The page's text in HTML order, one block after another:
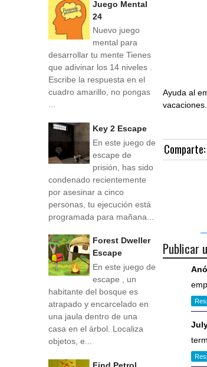
Ayuda al
vacaciones.
Comparte:
Publicar
Juego Mental
24
Nuevo juego
mental para
desarrollar tu mente Tienes
que adivinar los 14 niveles .
Escribe la respuesta en el
cuadro amarillo, no pongas
...
Key 2 Escape
En este juego de
escape de
prisión, has sido
condenado recientemente
por asesinar a cinco
personas, tu ejecución está
programada para mañana...
Forest Dweller
Escape
En este juego de
escape , un
habitante del bosque es
atrapado y encarcelado en
una jaula dentro de una
casa en el árbol. Localiza
objetos, e...
Find Petrol